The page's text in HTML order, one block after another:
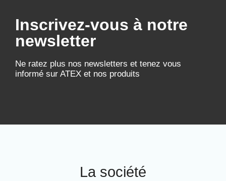
Inscrivez-vous à notre
newsletter
Ne ratez plus nos newsletters et tenez vous
informé sur ATEX et nos produits
La société